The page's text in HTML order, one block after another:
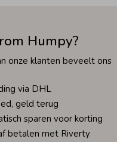
Humpy?
onze klanten beveelt ons
via DHL
geld terug
sparen voor korting
betalen met Riverty